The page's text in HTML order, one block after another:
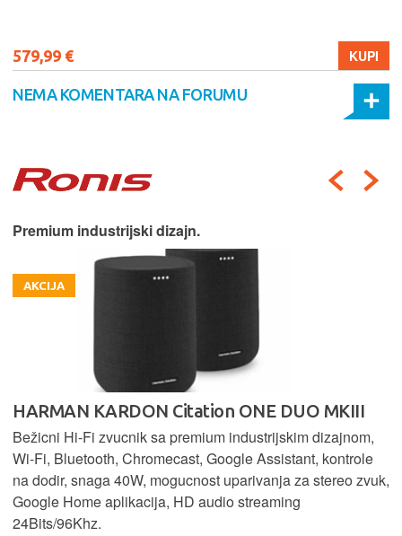
579,99 € KUPI
NEMA KOMENTARA NA FORUMU
Premium industrijski dizajn.
AKCIJA
HARMAN KARDON Citation ONE DUO MKIII
Bežicni Hi-Fi zvucnik sa premium industrijskim dizajnom,
Wi-Fi, Bluetooth, Chromecast, Google Assistant, kontrole
na dodir, snaga 40W, mogucnost uparivanja za stereo zvuk,
Google Home aplikacija, HD audio streaming
24Bits/96Khz.